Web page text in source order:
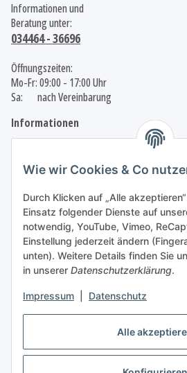
Alle
Wie wir Cookies & Co
Durch Klicken auf „Alle
Einsatz folgender Dienste auf
notwendig, YouTube, Vimeo,
Einstellung jederzeit ändern
unten). Weitere Details finden Sie
in unserer Datenschutzerklärung.
Impressum Datenschutz
Informationen und
Beratung unter:
034464 - 36696
Öffnungszeiten:
Mo-Fr: 09:00 - 17:00 Uhr
Sa: nach Vereinbarung
Informationen
Vertrag
Wir nutzen Trusted Shops als unabhängigen
Bewertungen.
Trusted Shops hat Maßnahmen getroffen, um